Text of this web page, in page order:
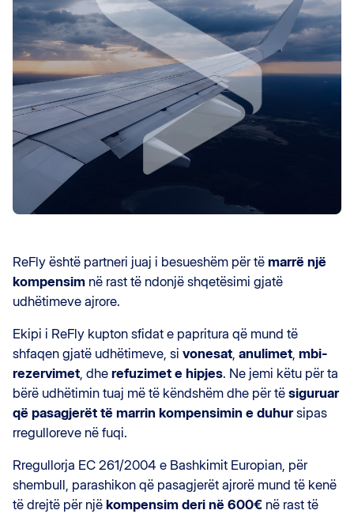
ReFly është partneri juaj i besueshëm për të marrë një
kompensim në rast të ndonjë shqetësimi gjatë
udhëtimeve ajrore.
Ekipi i ReFly kupton sfidat e papritura që mund të
shfaqen gjatë udhëtimeve, si vonesat, anulimet, mbi-
rezervimet, dhe refuzimet e hipjes. Ne jemi këtu për ta
bërë udhëtimin tuaj më të këndshëm dhe për të siguruar
që pasagjerët të marrin kompensimin e duhursipas
rregulloreve në fuqi.
Rregullorja EC 261/2004 e Bashkimit Europian, për
shembull, parashikon që pasagjerët ajrorë mund të kenë
të drejtë për një kompensim deri në 600€ në rast të